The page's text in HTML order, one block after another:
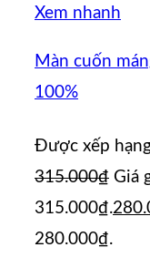
Xem nhanh
Màn cuốn
100%
Được xếp
315.000₫ Giá
315.000₫.
280.000₫.